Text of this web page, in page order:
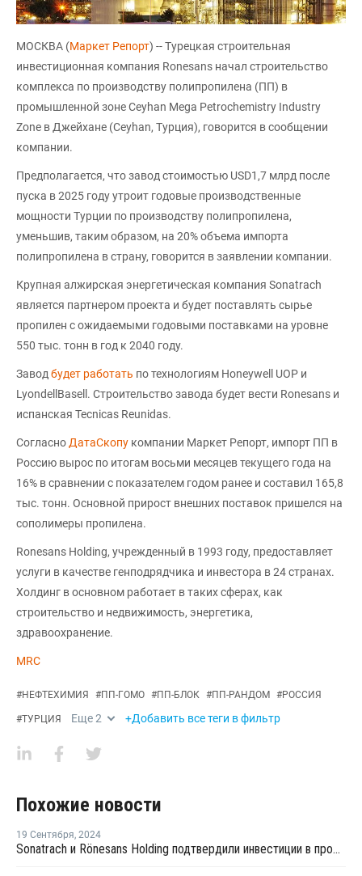
МОСКВА (Маркет Репорт) -- Турецкая строительная
инвестиционная компания Ronesans начал строительство
комплекса по производству полипропилена (ПП) в
промышленной зоне Ceyhan Mega Petrochemistry Industry
Zone в Джейхане (Ceyhan, Турция), говорится в сообщении
компании.
Предполагается, что завод стоимостью USD1,7 млрд после
пуска в 2025 году утроит годовые производственные
мощности Турции по производству полипропилена,
уменьшив, таким образом, на 20% объема импорта
полипропилена в страну, говорится в заявлении компании.
Крупная алжирская энергетическая компания Sonatrach
является партнером проекта и будет поставлять сырье
пропилен с ожидаемыми годовыми поставками на уровне
550 тыс. тонн в год к 2040 году.
Завод будет работать по технологиям Honeywell UOP и
LyondellBasell. Строительство завода будет вести Ronesans и
испанская Tecnicas Reunidas.
Согласно ДатаСкопу компании Маркет Репорт, импорт ПП в
Россию вырос по итогам восьми месяцев текущего года на
16% в сравнении с показателем годом ранее и составил 165,8
тыс. тонн. Основной прирост внешних поставок пришелся на
сополимеры пропилена.
Ronesans Holding, учрежденный в 1993 году, предоставляет
услуги в качестве генподрядчика и инвестора в 24 странах.
Холдинг в основном работает в таких сферах, как
строительство и недвижимость, энергетика,
здравоохранение.
MRC
#НЕФТЕХИМИЯ #ПП-ГОМО #ПП-БЛОК #ПП-РАНДОМ #РОССИЯ
#ТУРЦИЯ Еще2 +Добавить все теги в фильтр
Похожие новости
19 Сентября, 2024
Sonatrach и Rönesans Holding подтвердили инвестиции в проект производства ПП в Турции